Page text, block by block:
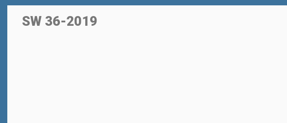
SW 36-2019